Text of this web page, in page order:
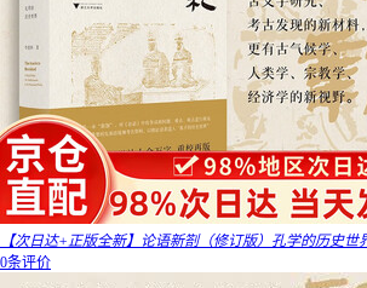
【次日达+正版全新】论语新劄（修订版）孔学的历史世
0条评价